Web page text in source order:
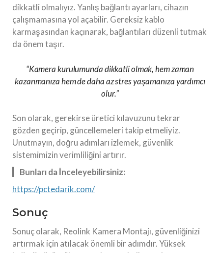
dikkatli olmalıyız. Yanlış bağlantı ayarları, cihazın
çalışmamasına yol açabilir. Gereksiz kablo
karmaşasından kaçınarak, bağlantıları düzenli tutmak
da önem taşır.
“Kamera kurulumunda dikkatli olmak, hem zaman
kazanmanıza hem de daha az stres yaşamanıza yardımcı
olur.”
Son olarak, gerekirse üretici kılavuzunu tekrar
gözden geçirip, güncellemeleri takip etmeliyiz.
Unutmayın, doğru adımları izlemek, güvenlik
sistemimizin verimliliğini artırır.
Bunları da İnceleyebilirsiniz:
https://pctedarik.com/
Sonuç
Sonuç olarak, Reolink Kamera Montajı, güvenliğinizi
artırmak için atılacak önemli bir adımdır. Yüksek